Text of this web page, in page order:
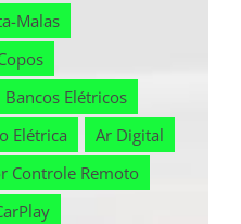
Malas
Bancos Elétricos
Elétrica
Ar Digital
Controle Remoto